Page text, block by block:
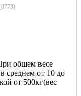
)
общем весе
среднем от 10 до
от 500кг(вес